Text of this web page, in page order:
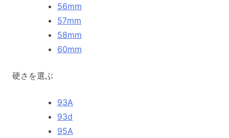
56mm
57mm
58mm
60mm
硬さを選ぶ
93A
93d
95A